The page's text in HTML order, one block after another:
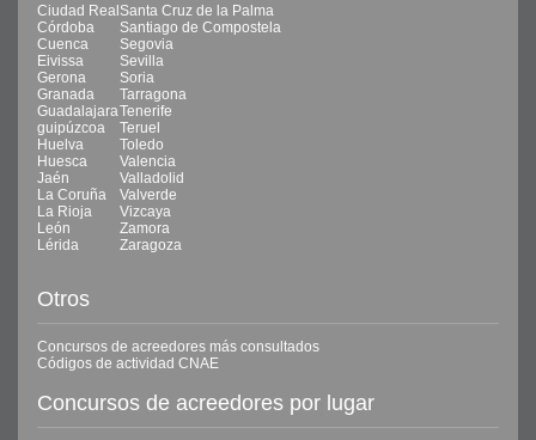
Ciudad Real Santa Cruz de la Palma
Córdoba
Santiago de Compostela
Cuenca
Segovia
Eivissa
Sevilla
Gerona
Soria
Granada
Tarragona
GuadalajaraTenerife
guipúzcoa
Teruel
Huelva
Toledo
Huesca
Valencia
Jaén
Valladolid
La Coruña
Valverde
La Rioja
Vizcaya
León
Zamora
Lérida
Zaragoza
Otros
Concursos de acreedores más consultados
Códigos de actividad CNAE
Concursos de acreedores por lugar